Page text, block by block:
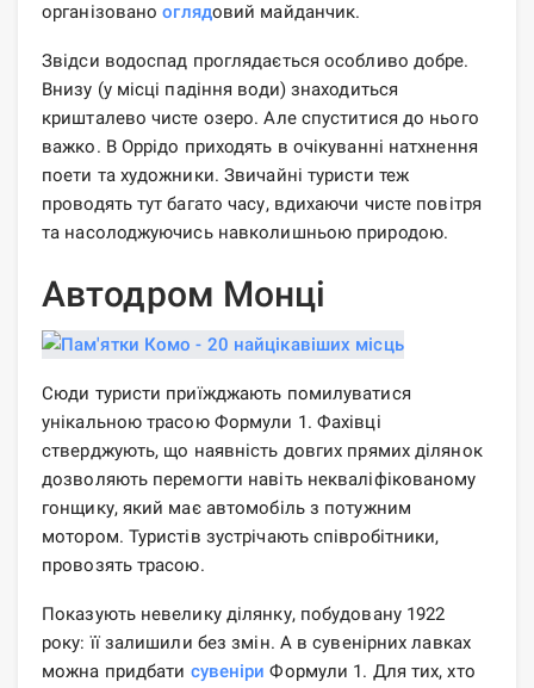
організованооглядовий майданчик.
Звідси водоспад проглядається особливо добре.
Внизу (у місці падіння води) знаходиться
кришталево чисте озеро. Але спуститися до нього
важко. В Оррідо приходять в очікуванні натхнення
поети та художники. Звичайні туристи теж
проводять тут багато часу, вдихаючи чисте повітря
та насолоджуючись навколишньою природою.
Автодром Монці
Сюди туристи приїжджають помилуватися
унікальною трасою Формули 1. Фахівці
стверджують, що наявність довгих прямих ділянок
дозволяють перемогти навіть некваліфікованому
гонщику, який має автомобіль з потужним
мотором. Туристів зустрічають співробітники,
провозять трасою.
Показують невелику ділянку, побудовану 1922
року: її залишили без змін. А в сувенірних лавках
можна придбати сувеніри Формули 1. Для тих, хто